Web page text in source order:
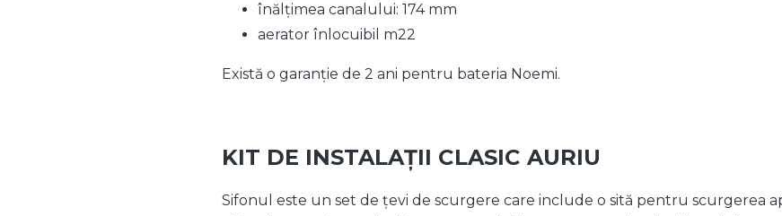
înălțimea canalului: 174 mm
aerator înlocuibil m22
Există o garanție de 2 ani pentru bateria Noemi.
KIT DE INSTALAȚII CLASIC AURIU
Sifonul este un set de țevi de scurgere care include o sită pentru scurgerea